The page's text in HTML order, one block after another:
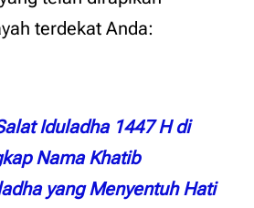
terdekat Anda:
Iduladha 1447 H di
Nama Khatib
yang Menyentuh Hati